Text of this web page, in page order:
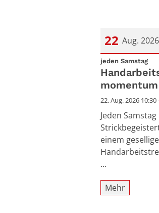
22 Aug. 2026
Datum: 22.
jeden Samstag:
momentum
22. Aug. 2026 10:30
Jeden
einem
...
Mehr